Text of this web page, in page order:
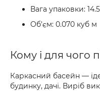
Вага упаковки:
Об'єм: 0.070 куб м
Кому і для чого
Каркасний басейн —
будинку, дачі. Виріб